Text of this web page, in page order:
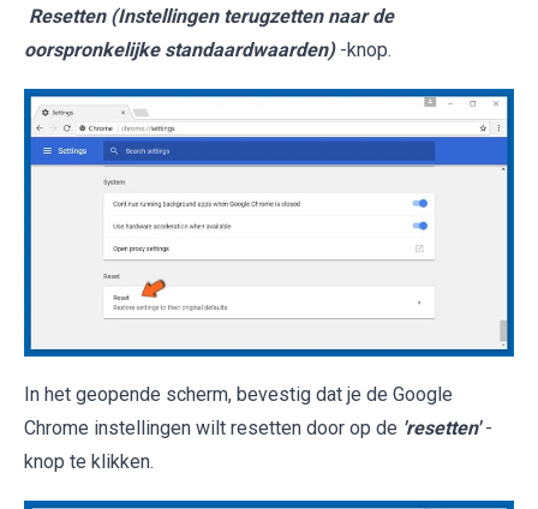
Resetten (Instellingen terugzetten naar de
oorspronkelijke standaardwaarden) -knop.
In het geopende scherm, bevestig dat je de Google
Chrome instellingen wilt resetten door op de 'resetten' -
knop te klikken.